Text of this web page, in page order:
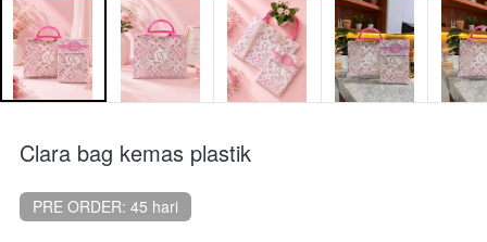
Clara bag kemas plastik
PRE ORDER: 45 hari